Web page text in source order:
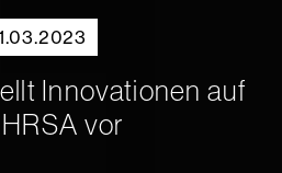
Innovationen auf
vor